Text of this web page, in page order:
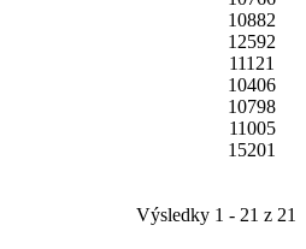
10882
12592
11121
10406
10798
11005
15201
Výsledky 1 - 21 z 21